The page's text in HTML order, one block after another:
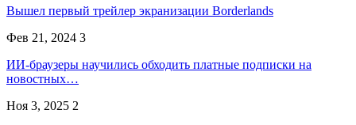
Вышел первый трейлер экранизации Borderlands
Фев 21, 2024 3
ИИ-браузеры научились обходить платные подписки на
новостных…
Ноя 3, 2025 2